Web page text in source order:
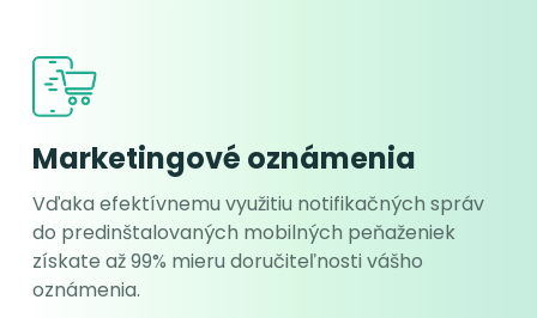
Marketingové oznámenia
Vďaka efektívnemu využitiu notifikačných správ
do predinštalovaných mobilných peňaženiek
získate až 99% mieru doručiteľnosti vášho
oznámenia.